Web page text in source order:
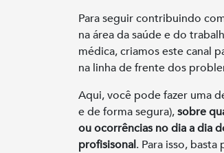
Para seguir contribuindo
na área da saúde e do
médica, criamos este canal
na linha de frente dos
Aqui, você pode fazer uma
e de forma segura),sobre
ou ocorrências no dia a dia
profisisonal. Para isso, basta